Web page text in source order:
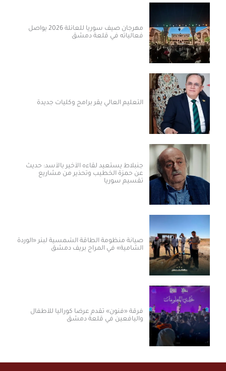
مهرجان صيف سوريا للعائلة 2026 يواصل
فعالياته في قلعة دمشق
التعليم العالي يقر برامج وكليات جديدة
جنبلاط يستعيد لقاءه الأخير بالأسد: حديث
عن حمزة الخطيب وتحذير من مشاريع
تقسيم سوريا
صيانة منظومة الطاقة الشمسية لبئر «الوردة
الشامية» في المراح بريف دمشق
فرقة «فنون» تقدم عرضاً كورالياً للأطفال
واليافعين في قلعة دمشق